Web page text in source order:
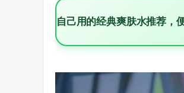
自己用的经典爽肤水推荐，